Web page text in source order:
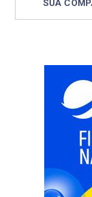
SUA